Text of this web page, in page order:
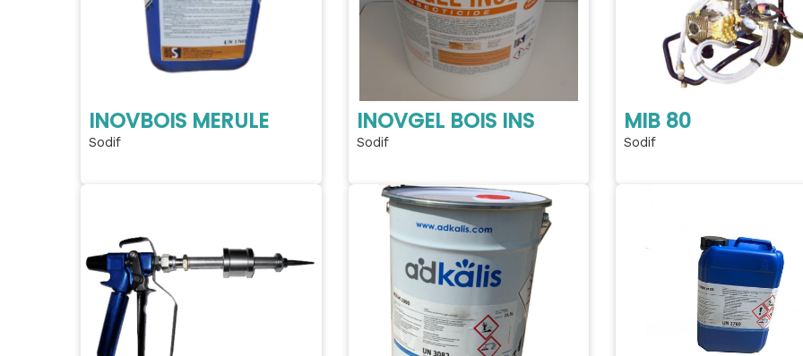
INOVBOIS MERULE
Sodif
INOVGEL BOIS INS
Sodif
MIB 80
Sodif